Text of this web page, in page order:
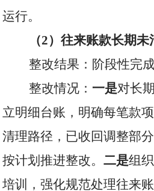
运行。
（2）往来账款长期未
整改结果：阶段性完成
整改情况： 一是对长
立明细台账，明确每笔款
清理路径，已收回调整部
按计划推进整改。二是组
培训，强化规范处理往来